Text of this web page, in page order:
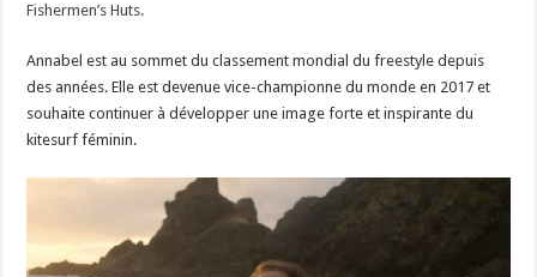
Fishermen’s Huts.
Annabel est au sommet du classement mondial du freestyle depuis
des années. Elle est devenue vice-championne du monde en 2017 et
souhaite continuer à développer une image forte et inspirante du
kitesurf féminin.